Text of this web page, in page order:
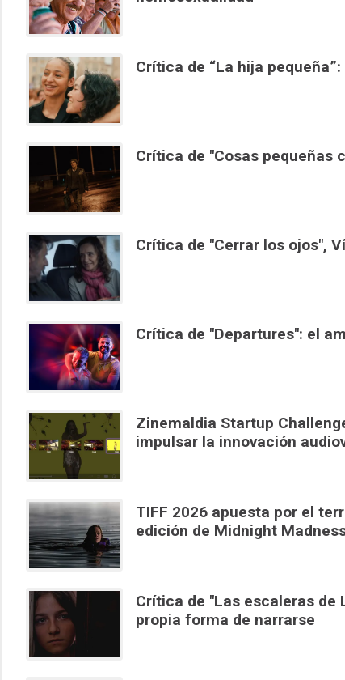
Crítica de “La hija
Crítica de "Cosas pequeñas
Crítica de "Cerrar los ojos",
Crítica de "Departures": el
Zinemaldia Startup
impulsar la innovación
TIFF 2026 apuesta por el
edición de Midnight
Crítica de "Las escaleras de
propia forma de narrarse